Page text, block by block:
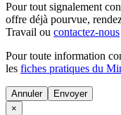
Pour tout signalement
offre déjà pourvue,
Travail ou contactez-nous
Pour toute information
les fiches pratiques du
Annuler
×